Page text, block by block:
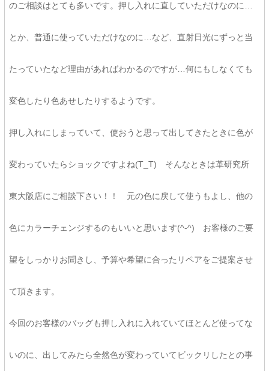
のご相談はとても多いです。押し入れに直していただけなのに…
とか、普通に使っていただけなのに…など、直射日光にずっと当
たっていたなど理由があればわかるのですが…何にもしなくても
変色したり色あせしたりするようです。
押し入れにしまっていて、使おうと思って出してきたときに色が
変わっていたらショックですよね(T_T) そんなときは革研究所
東大阪店にご相談下さい！！ 元の色に戻して使うもよし、他の
色にカラーチェンジするのもいいと思います(^-^) お客様のご要
望をしっかりお聞きし、予算や希望に合ったリペアをご提案させ
て頂きます。
今回のお客様のバッグも押し入れに入れていてほとんど使ってな
いのに、出してみたら全然色が変わっていてビックリしたとの事